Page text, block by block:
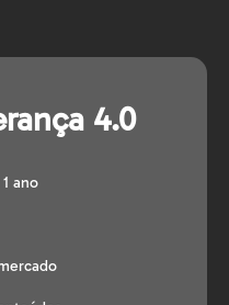
4.0
ano